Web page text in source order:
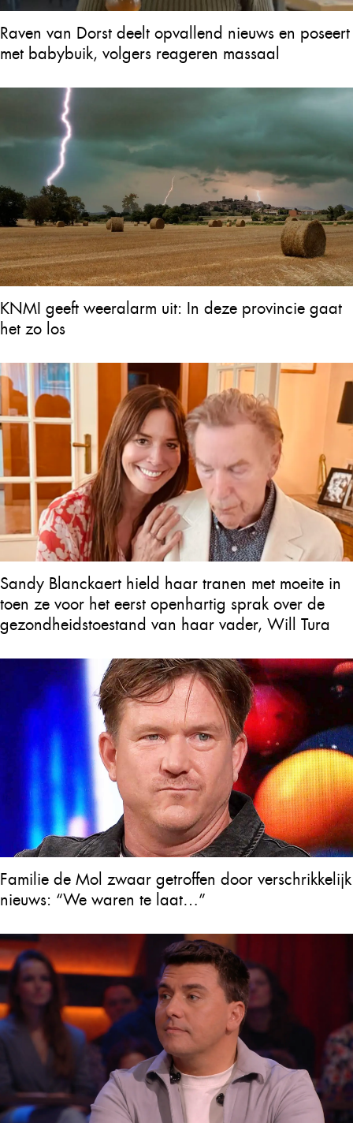
Raven van Dorst deelt opvallend nieuws en poseert
met babybuik, volgers reageren massaal
KNMI geeft weeralarm uit: In deze provincie gaat
het zo los
Sandy Blanckaert hield haar tranen met moeite in
toen ze voor het eerst openhartig sprak over de
gezondheidstoestand van haar vader, Will Tura
Familie de Mol zwaar getroffen door verschrikkelijk
nieuws: “We waren te laat…”